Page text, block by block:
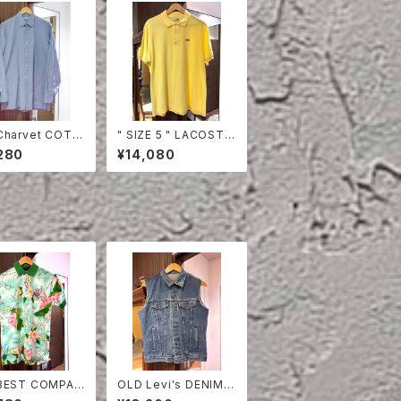
COTT
" SIZE 5 " LACOSTE
POLO SHIRT YELLO
W
¥14,080
COMPAN
Y POLO SHIRT
OLD Levi's DENIM V
EST